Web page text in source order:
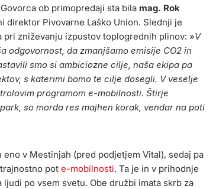
ob primopredaji sta bila mag. Rok
direktor Pivovarne Laško Union. Slednji je
zniževanju izpustov toplogrednih plinov: »V
odgovornost, da zmanjšamo emisije CO2 in
smo si ambiciozne cilje, naša ekipa pa
s katerimi bomo te cilje dosegli. V veselje
programom e-mobilnosti. Štirje
so morda res majhen korak, vendar na poti
v Mestinjah (pred podjetjem Vital), sedaj pa
pot e-mobilnosti. Ta je in v prihodnje
po vsem svetu. Obe družbi imata skrb za